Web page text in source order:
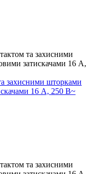
захисними шторками
16 А, 250 В~